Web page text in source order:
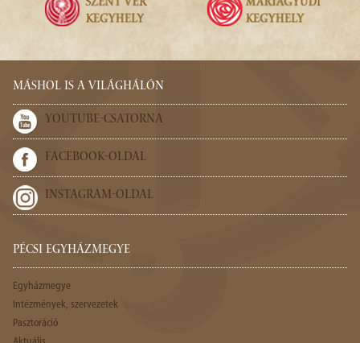
MÁSHOL IS A VILÁGHÁLÓN
YOUTUBE-CSATORNA
FACEBOOK-OLDAL
INSTAGRAM-OLDAL
PÉCSI EGYHÁZMEGYE
Egyházmegye
Intézmények, szervezetek
Pasztoráció